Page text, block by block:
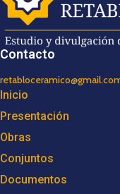
Contacto
Inicio
Presentación
Obras
Conjuntos
Documentos